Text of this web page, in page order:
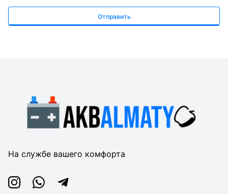
Отправить
На службе вашего комфорта
InstagramWhatsappTelegram